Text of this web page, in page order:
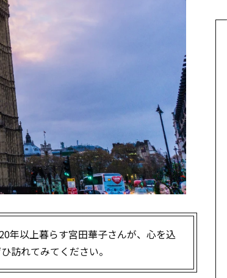
年以上暮らす宮田華子さんが、心を込
訪れてみてください。